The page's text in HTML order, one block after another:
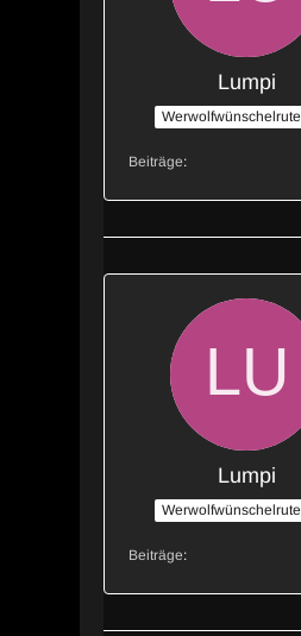
Lumpi
Beiträge
Lumpi
Beiträge